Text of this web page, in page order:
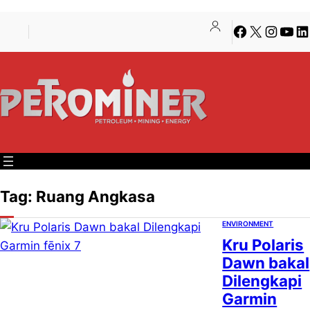
Facebook
X
Tag: Ruang Angkasa
ENVIRONMENT
Kru Polaris
Dawn bakal
Dilengkapi
Garmin